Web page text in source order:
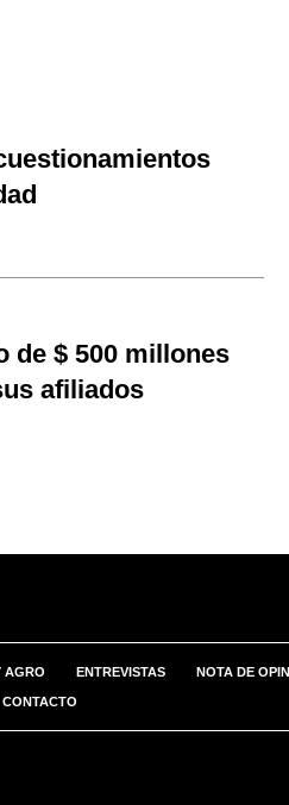
de $ 500 millones
afiliados
AGRO ENTREVISTAS NOTA DE
CONTACTO